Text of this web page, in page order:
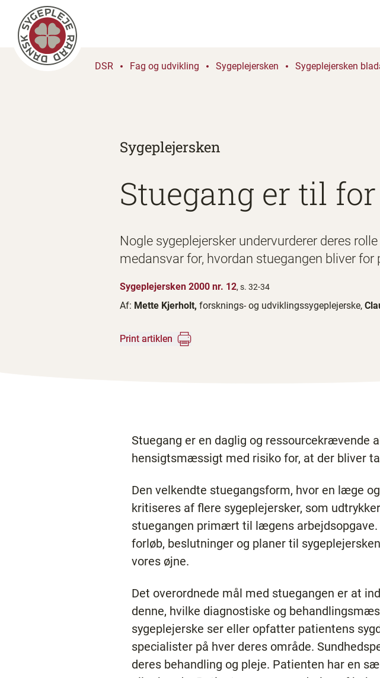
DSR Fag og udvikling Sygeplejersken Sygeplejersken
Sygeplejersken
Stuegang er til
Nogle sygeplejersker undervurderer deres
medansvar for, hvordan stuegangen bliver
Sygeplejersken 2000 nr. 12, s. 32-34
Af: Mette Kjerholt, forsknings- og udviklingssygeplejerske,
Print artiklen
Stuegang er en daglig og
hensigtsmæssigt med risiko for, at der bliver
Den velkendte stuegangsform, hvor en læge
kritiseres af flere sygeplejersker, som
stuegangen primært til lægens
forløb, beslutninger og planer til
vores øjne.
Det overordnede mål med stuegangen er at
denne, hvilke diagnostiske og
sygeplejerske ser eller opfatter patientens
specialister på hver deres område.
deres behandling og pleje. Patienten har en